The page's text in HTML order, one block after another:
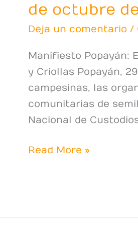
de octubre
Deja un comentario /
Manifiesto Popayán:
y Criollas Popayán,
campesinas, las
comunitarias de
Nacional de
Read More »